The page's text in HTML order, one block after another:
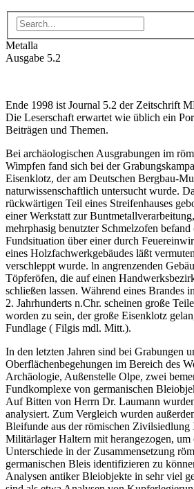
Metalla
Ausgabe 5.2
Ende 1998 ist Journal 5.2 der Zeitschrift
Die Leserschaft erwartet wie üblich ein
Beiträgen und Themen.
Bei archäologischen Ausgrabungen im
Wimpfen fand sich bei der
Eisenklotz, der am Deutschen Bergbau-
naturwissenschaftlich untersucht wurde.
rückwärtigen Teil eines Streifenhauses
einer Werkstatt zur
mehrphasig benutzter Schmelzofen
Fundsituation über einer durch
eines Holzfachwerkgebäudes läßt
verschleppt wurde. ln angrenzenden
Töpferöfen, die auf einen
schließen lassen. Während eines Brandes
2. Jahrhunderts n.Chr. scheinen große
worden zu sein, der große Eisenklotz
Fundlage ( Filgis mdl. Mitt.).
In den letzten Jahren sind bei Grabungen
Oberflächenbegehungen im Bereich des
Archäologie, Außenstelle Olpe, zwei
Fundkomplexe von germanischen
Auf Bitten von Herrn Dr. Laumann
analysiert. Zum Vergleich wurden
Bleifunde aus der römischen Zivilsiedlung
Militärlager Haltern mit herangezogen, um
Unterschiede in der Zusammensetzung
germanischen Bleis identifizieren zu
Analysen antiker Bleiobjekte in sehr viel